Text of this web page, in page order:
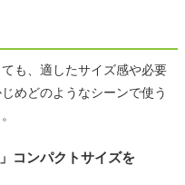
も、適したサイズ感や必要
めどのようなシーンで使う
コンパクトサイズを